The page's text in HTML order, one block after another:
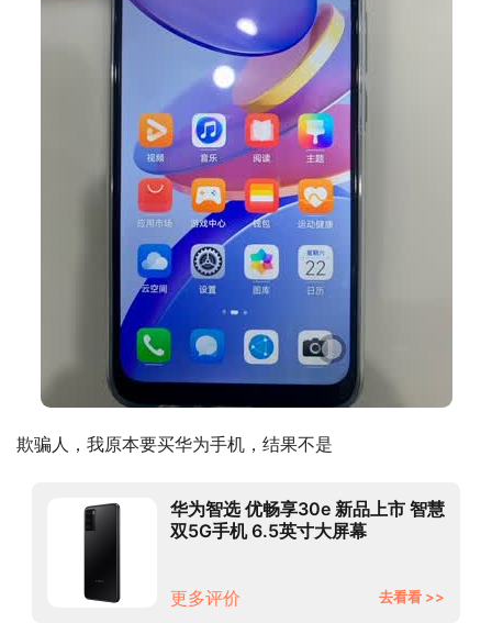
欺骗人，我原本要买华为手机，结果不是
华为智选 优畅享30e 新品上市 智慧
双5G手机 6.5英寸大屏幕
更多评价
去看看 >>